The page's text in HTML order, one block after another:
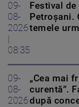
09-
08-
2026
08:35
Festival
Petroșani.
temele
09-
08-
2026
„Cea mai
curentă”.
după